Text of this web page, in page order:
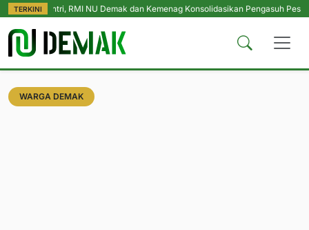
TERKINI
RMI NU Demak dan Kemenag Konsolidasikan Pengasuh Pesantren Se-
WARGA DEMAK